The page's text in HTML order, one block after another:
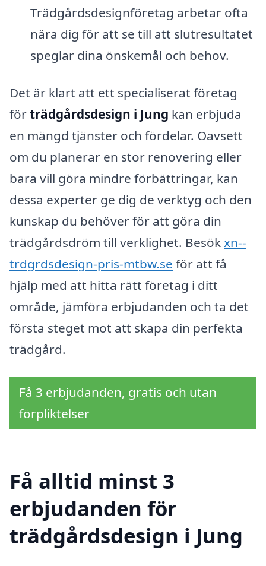
Trädgårdsdesignföretag arbetar ofta
nära dig för att se till att slutresultatet
speglar dina önskemål och behov.
Det är klart att ett specialiserat företag
förträdgårdsdesign i Jung kan erbjuda
en mängd tjänster och fördelar. Oavsett
om du planerar en stor renovering eller
bara vill göra mindre förbättringar, kan
dessa experter ge dig de verktyg och den
kunskap du behöver för att göra din
trädgårdsdröm till verklighet. Besökxn--
trdgrdsdesign-pris-mtbw.se för att få
hjälp med att hitta rätt företag i ditt
område, jämföra erbjudanden och ta det
första steget mot att skapa din perfekta
trädgård.
Få 3 erbjudanden, gratis och utan
förpliktelser
Få alltid minst 3
erbjudanden för
trädgårdsdesign i Jung